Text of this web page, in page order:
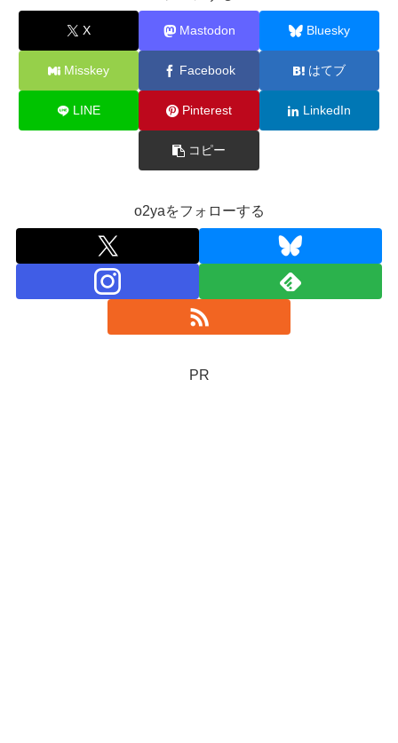
X Mastodon Bluesky
Misskey Facebook はてブ
LINE Pinterest LinkedIn
コピー
o2yaをフォローする
PR